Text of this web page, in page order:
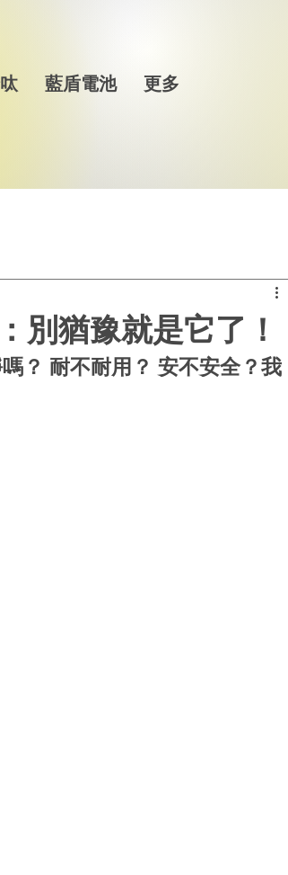
藍盾電池 更多
別猶豫就是它了！
？ 耐不耐用？ 安不安全？我